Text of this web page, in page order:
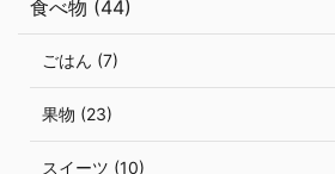
食べ物 (44)
ごはん (7)
果物 (23)
スイーツ (10)